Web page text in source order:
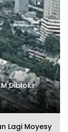
Diblokir
Lagi Moyesy